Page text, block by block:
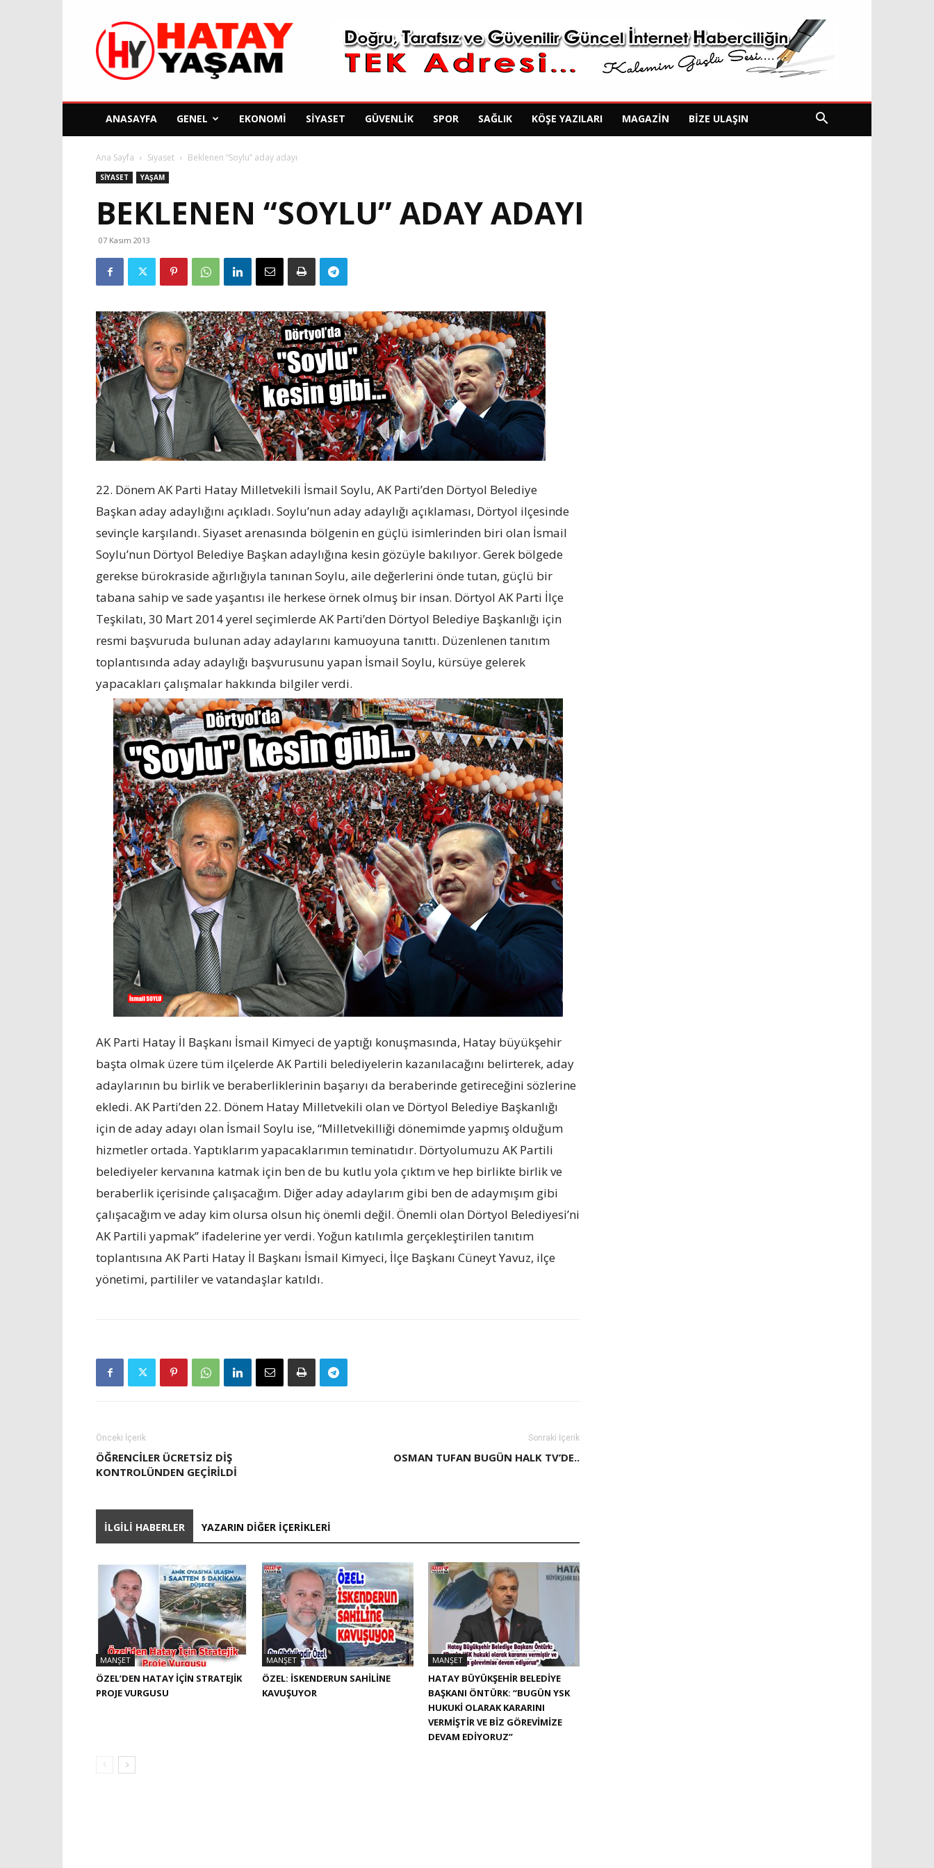
Hatay
Yaşam
Gazetesi
ANASAYFA GENEL EKONOMI SIYASET GÜVENLIK SPOR SAĞLIK KÖŞE YAZILARI MAGAZIN BIZE ULAŞIN
Ana Sayfa Siyaset Beklenen “Soylu” aday adayı
SIYASET YAŞAM
BEKLENEN “SOYLU” ADAY ADAYI
07 Kasım 2013
22. Dönem AK Parti Hatay Milletvekili İsmail Soylu, AK Parti’den Dörtyol Belediye
Başkan aday adaylığını açıkladı. Soylu’nun aday adaylığı açıklaması, Dörtyol ilçesinde
sevinçle karşılandı. Siyaset arenasında bölgenin en güçlü isimlerinden biri olan İsmail
Soylu’nun Dörtyol Belediye Başkan adaylığına kesin gözüyle bakılıyor. Gerek bölgede
gerekse bürokraside ağırlığıyla tanınan Soylu, aile değerlerini önde tutan, güçlü bir
tabana sahip ve sade yaşantısı ile herkese örnek olmuş bir insan. Dörtyol AK Parti İlçe
Teşkilatı, 30 Mart 2014 yerel seçimlerde AK Parti’den Dörtyol Belediye Başkanlığı için
resmi başvuruda bulunan aday adaylarını kamuoyuna tanıttı. Düzenlenen tanıtım
toplantısında aday adaylığı başvurusunu yapan İsmail Soylu, kürsüye gelerek
yapacakları çalışmalar hakkında bilgiler verdi.
AK Parti Hatay İl Başkanı İsmail Kimyeci de yaptığı konuşmasında, Hatay büyükşehir
başta olmak üzere tüm ilçelerde AK Partili belediyelerin kazanılacağını belirterek, aday
adaylarının bu birlik ve beraberliklerinin başarıyı da beraberinde getireceğini sözlerine
ekledi. AK Parti’den 22. Dönem Hatay Milletvekili olan ve Dörtyol Belediye Başkanlığı
için de aday adayı olan İsmail Soylu ise, “Milletvekilliği dönemimde yapmış olduğum
hizmetler ortada. Yaptıklarım yapacaklarımın teminatıdır. Dörtyolumuzu AK Partili
belediyeler kervanına katmak için ben de bu kutlu yola çıktım ve hep birlikte birlik ve
beraberlik içerisinde çalışacağım. Diğer aday adaylarım gibi ben de adaymışım gibi
çalışacağım ve aday kim olursa olsun hiç önemli değil. Önemli olan Dörtyol Belediyesi’ni
AK Partili yapmak” ifadelerine yer verdi. Yoğun katılımla gerçekleştirilen tanıtım
toplantısına AK Parti Hatay İl Başkanı İsmail Kimyeci, İlçe Başkanı Cüneyt Yavuz, ilçe
yönetimi, partililer ve vatandaşlar katıldı.
Önceki İçerik
ÖĞRENCILER ÜCRETSIZ DIŞ
KONTROLÜNDEN GEÇIRILDI
Sonraki İçerik
OSMAN TUFAN BUGÜN HALK TV’DE..
İLGILI HABERLER YAZARIN DIĞER İÇERIKLERI
MANŞET
ÖZEL’DEN HATAY İÇIN STRATEJIK
PROJE VURGUSU
MANŞET
ÖZEL: İSKENDERUN SAHİLİNE
KAVUŞUYOR
MANŞET
HATAY BÜYÜKŞEHIR BELEDIYE
BAŞKANI ÖNTÜRK: “BUGÜN YSK
HUKUKI OLARAK KARARINI
VERMIŞTIR VE BIZ GÖREVIMIZE
DEVAM EDIYORUZ”